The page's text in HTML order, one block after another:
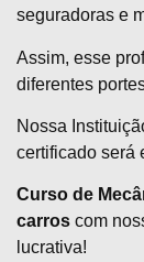
seguradoras e
Assim, esse
diferentes
Nossa
certificado será
Curso de
carros com
lucrativa!